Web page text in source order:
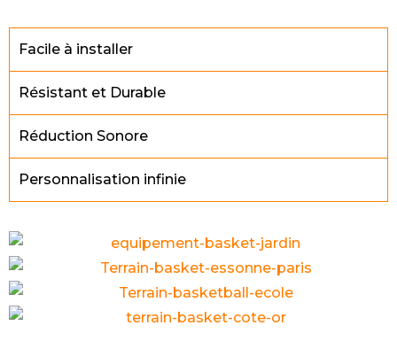
Facile à installer
Résistant et Durable
Réduction Sonore
Personnalisation infinie